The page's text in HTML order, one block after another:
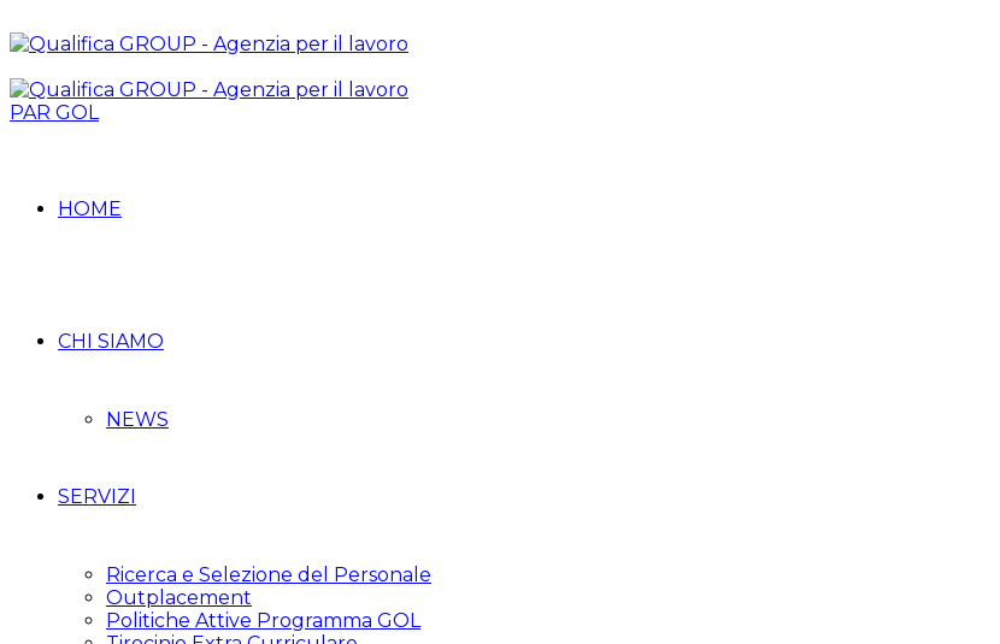
PAR GOL
HOME
CHI SIAMO
NEWS
SERVIZI
Ricerca e Selezione del Personale
Outplacement
Politiche Attive Programma GOL